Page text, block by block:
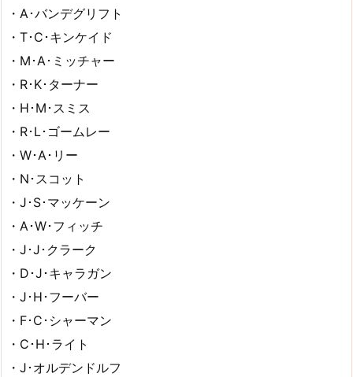
・A･バンデグリフト
・T･C･キンケイド
・M･A･ミッチャー
・R･K･ターナー
・H･M･スミス
・R･L･ゴームレー
・W･A･リー
・N･スコット
・J･S･マッケーン
・A･W･フィッチ
・J･J･クラーク
・D･J･キャラガン
・J･H･フーバー
・F･C･シャーマン
・C･H･ライト
・J･オルデンドルフ